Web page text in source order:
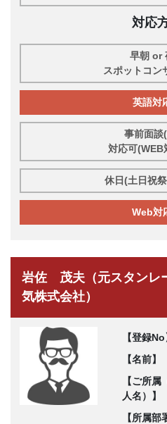
対応
早朝 or
スポットコン
英語対
事前面談
対応可(WEB
休日(土日祝
Web対
岩佐 茂夫（元スタンレ
気株式会社）
【登録No
【名前】
【ご所属
人名）】
【所属部